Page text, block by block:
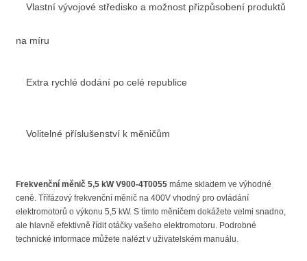
Vlastní vývojové středisko a možnost přizpůsobení produktů
na míru
Extra rychlé dodání po celé republice
Volitelné příslušenství k měničům
Frekvenční měnič 5,5 kW V900-4T0055 máme skladem ve výhodné
ceně. Třífázový frekvenční měnič na 400V vhodný pro ovládání
elektromotorů o výkonu 5,5 kW. S tímto měničem dokážete velmi snadno,
ale hlavně efektivně řídit otáčky vašeho elektromotoru. Podrobné
technické informace můžete nalézt v uživatelském manuálu.